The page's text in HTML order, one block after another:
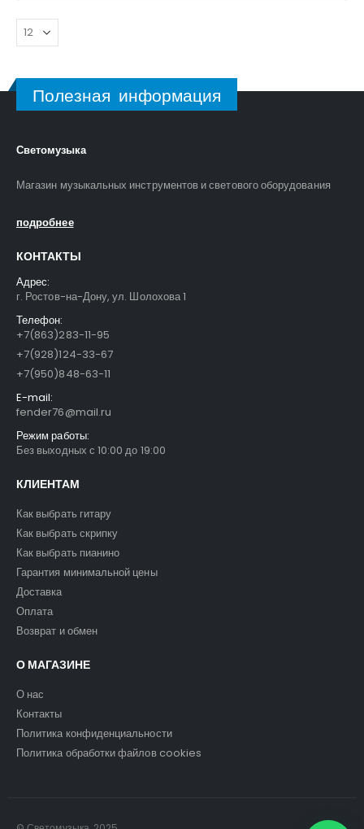
Полезная информация
Светомузыка
Магазин музыкальных инструментов и светового оборудования
подробнее
КОНТАКТЫ
Адрес:
г. Ростов-на-Дону, ул. Шолохова 1
Телефон:
+7(863)283-11-95
+7(928)124-33-67
+7(950)848-63-11
E-mail:
fender76@mail.ru
Режим работы:
Без выходных с 10:00 до 19:00
КЛИЕНТАМ
Как выбрать гитару
Как выбрать скрипку
Как выбрать пианино
Гарантия минимальной цены
Доставка
Оплата
Возврат и обмен
О МАГАЗИНЕ
О нас
Контакты
Политика конфиденциальности
Политика обработки файлов cookies